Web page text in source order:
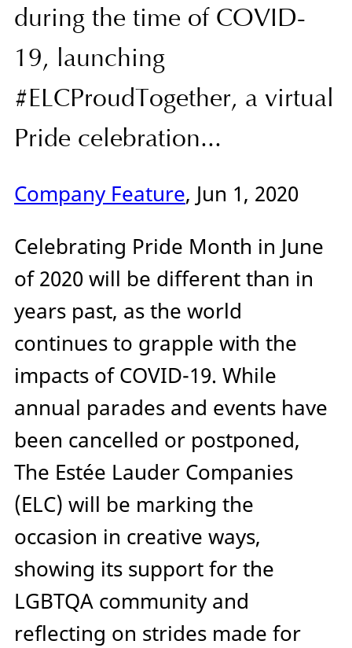
during the time of COVID-
19, launching
#ELCProudTogether, a virtual
Pride celebration...
Company Feature, Jun 1, 2020
Celebrating Pride Month in June
of 2020 will be different than in
years past, as the world
continues to grapple with the
impacts of COVID-19. While
annual parades and events have
been cancelled or postponed,
The Estée Lauder Companies
(ELC) will be marking the
occasion in creative ways,
showing its support for the
LGBTQA community and
reflecting on strides made for